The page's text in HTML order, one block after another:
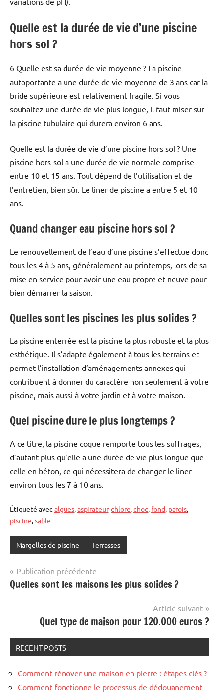
Quelle est la durée de vie d’une piscine
hors sol ?
6 Quelle est sa durée de vie moyenne ? La piscine
autoportante a une durée de vie moyenne de 3 ans car la
bride supérieure est relativement fragile. Si vous
souhaitez une durée de vie plus longue, il faut miser sur
la piscine tubulaire qui durera environ 6 ans.
Quelle est la durée de vie d’une piscine hors sol ? Une
piscine hors-sol a une durée de vie normale comprise
entre 10 et 15 ans. Tout dépend de l’utilisation et de
l’entretien, bien sûr. Le liner de piscine a entre 5 et 10
ans.
Quand changer eau piscine hors sol ?
Le renouvellement de l’eau d’une piscine s’effectue donc
tous les 4 à 5 ans, généralement au printemps, lors de sa
mise en service pour avoir une eau propre et neuve pour
bien démarrer la saison.
Quelles sont les piscines les plus solides ?
La piscine enterrée est la piscine la plus robuste et la plus
esthétique. Il s’adapte également à tous les terrains et
permet l’installation d’aménagements annexes qui
contribuent à donner du caractère non seulement à votre
piscine, mais aussi à votre jardin et à votre maison.
Quel piscine dure le plus longtemps ?
A ce titre, la piscine coque remporte tous les suffrages,
d’autant plus qu’elle a une durée de vie plus longue que
celle en béton, ce qui nécessitera de changer le liner
environ tous les 7 à 10 ans.
Étiqueté avec algues aspirateur, chlore choc fond parois
piscine sable
Margelles de piscine Terrasses
Navigation
de
Publication précédente
Quelles sont les maisons les plus solides ?
Article suivant
Quel type de maison pour 120.000 euros ?
RECENT POSTS
Comment rénover une maison en pierre : étapes clés ?
Comment fonctionne le processus de dédouanement